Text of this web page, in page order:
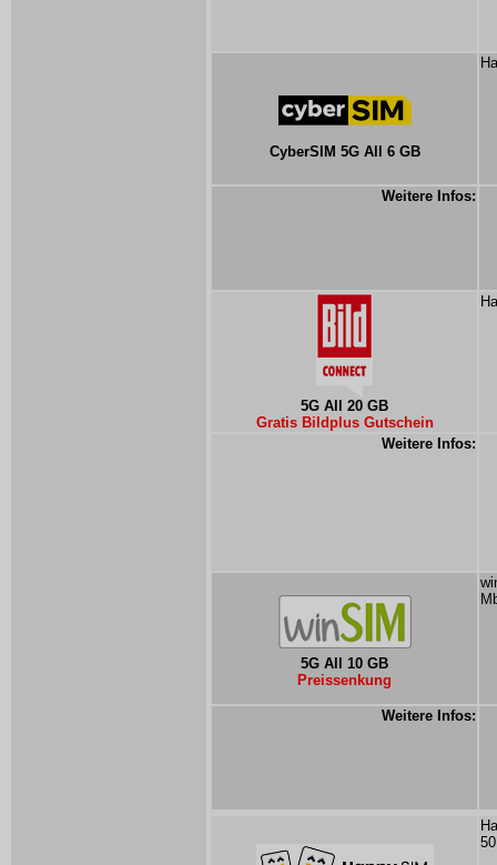
CyberSIM 5G All 6 GB
Weitere Infos:
5G All 20 GB
Gratis Bildplus Gutschein
Weitere Infos:
5G All 10 GB
Preissenkung
Weitere Infos: